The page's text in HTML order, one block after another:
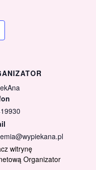
witrynę
Organizator